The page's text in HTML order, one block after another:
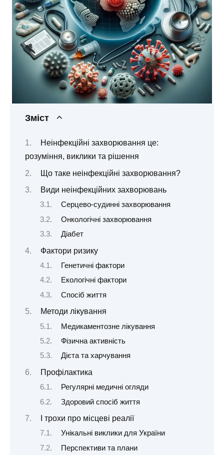
Зміст
Неінфекційні захворювання це:
розуміння, виклики та рішення
Що таке неінфекційні захворювання?
Види неінфекційних захворювань
Серцево-судинні захворювання
Онкологічні захворювання
Діабет
Фактори ризику
Генетичні фактори
Екологічні фактори
Спосіб життя
Методи лікування
Медикаментозне лікування
Фізична активність
Дієта та харчування
Профілактика
Регулярні медичні огляди
Здоровий спосіб життя
І трохи про місцеві реалії
Унікальні виклики для України
Перспективи та плани